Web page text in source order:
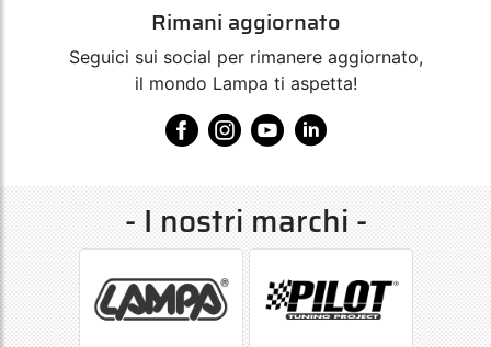
Rimani aggiornato
Seguici sui social per rimanere aggiornato,
il mondo Lampa ti aspetta!
- I nostri marchi -